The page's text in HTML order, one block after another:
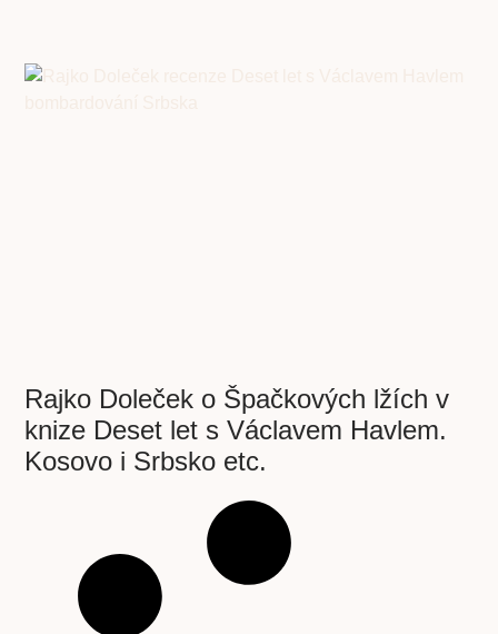
Rajko Doleček o Špačkových lžích v
knize Deset let s Václavem Havlem.
Kosovo i Srbsko etc.